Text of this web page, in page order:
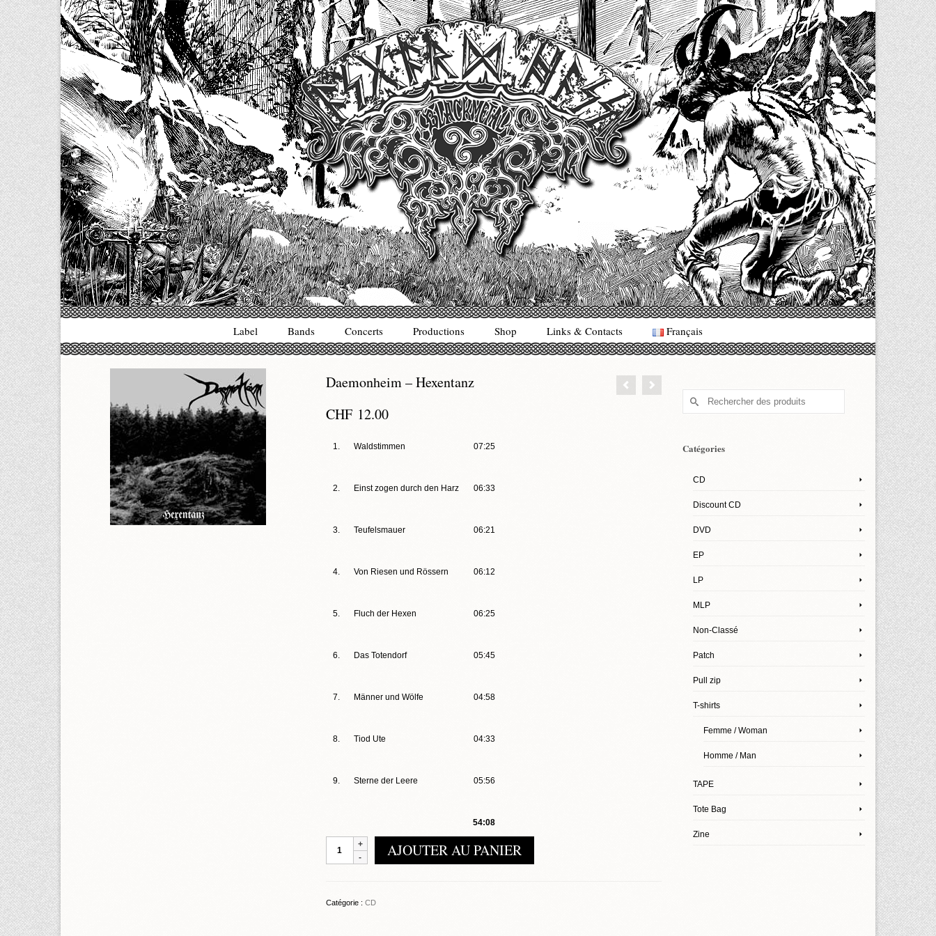
Un site produit par Highelvetia.ch
Label Bands Concerts Productions Shop Links & Contacts Français
Daemonheim – Hexentanz
CHF12.00
1. Waldstimmen 07:25
2. Einst zogen durch den Harz 06:33
3. Teufelsmauer 06:21
4. Von Riesen und Rössern 06:12
5. Fluch der Hexen 06:25
6. Das Totendorf 05:45
7. Männer und Wölfe 04:58
8. Tiod Ute 04:33
9. Sterne der Leere 05:56
54:08
Hexentanz
AJOUTER AU PANIER
Catégorie : CD
Rechercher :
Catégories
CD
Discount CD
DVD
EP
LP
MLP
Non-Classé
Patch
Pull zip
T-shirts
Femme / Woman
Homme / Man
TAPE
Tote Bag
Zine